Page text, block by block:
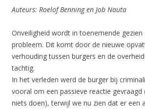
Auteurs: Roelof Benning en Job Nauta
Onveiligheid wordt in toenemende
probleem. Dit komt door de nieuwe
verhouding tussen burgers en de
tachtig.
In het verleden werd de burger bij
vooral om een passieve reactie gevraagd
niets doen), terwijl we nu zien dat er een